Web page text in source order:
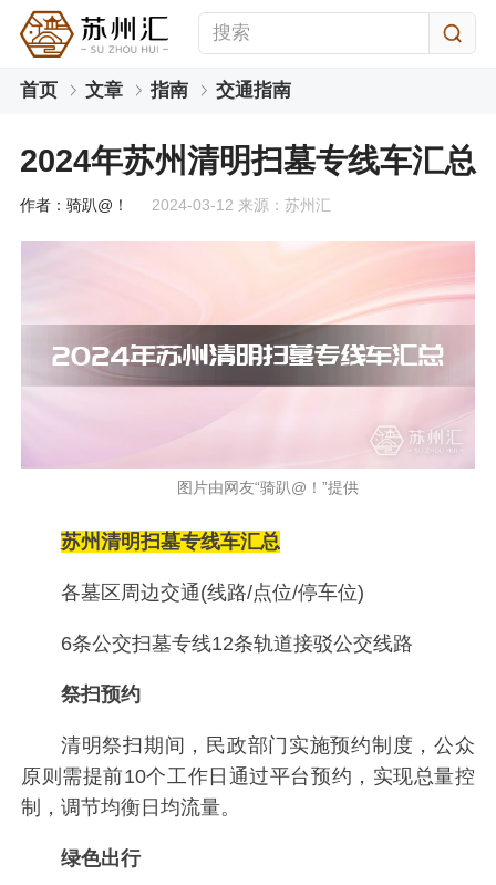
首页 文章 指南 交通指南
2024年苏州清明扫墓专线车汇总
作者：骑趴@！ 2024-03-12 来源：苏州汇
图片由网友“骑趴@！”提供
苏州清明扫墓专线车汇总
各墓区周边交通(线路/点位/停车位)
6条公交扫墓专线12条轨道接驳公交线路
祭扫预约
清明祭扫期间，民政部门实施预约制度，公众
原则需提前10个工作日通过平台预约，实现总量控
制，调节均衡日均流量。
绿色出行